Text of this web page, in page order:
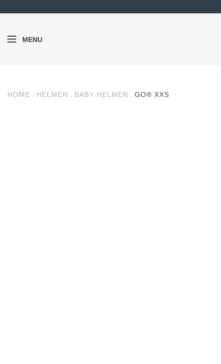
MENU
HOME HELMEN BABY HELMEN GO® XXS